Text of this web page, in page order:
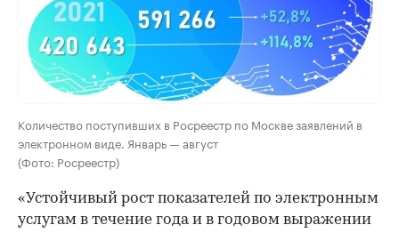
Количество поступивших в Росреестр по Москве заявлений в
электронном виде. Январь — август
(Фото: Росреестр)
«Устойчивый рост показателей по электронным
услугам в течение года и в годовом выражении